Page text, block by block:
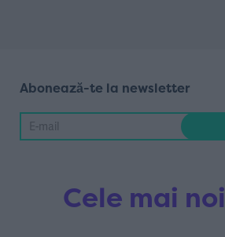
Abonează-te la newsletter
Cele mai noi